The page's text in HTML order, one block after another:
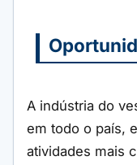
A indústria do
em todo o país,
atividades mais